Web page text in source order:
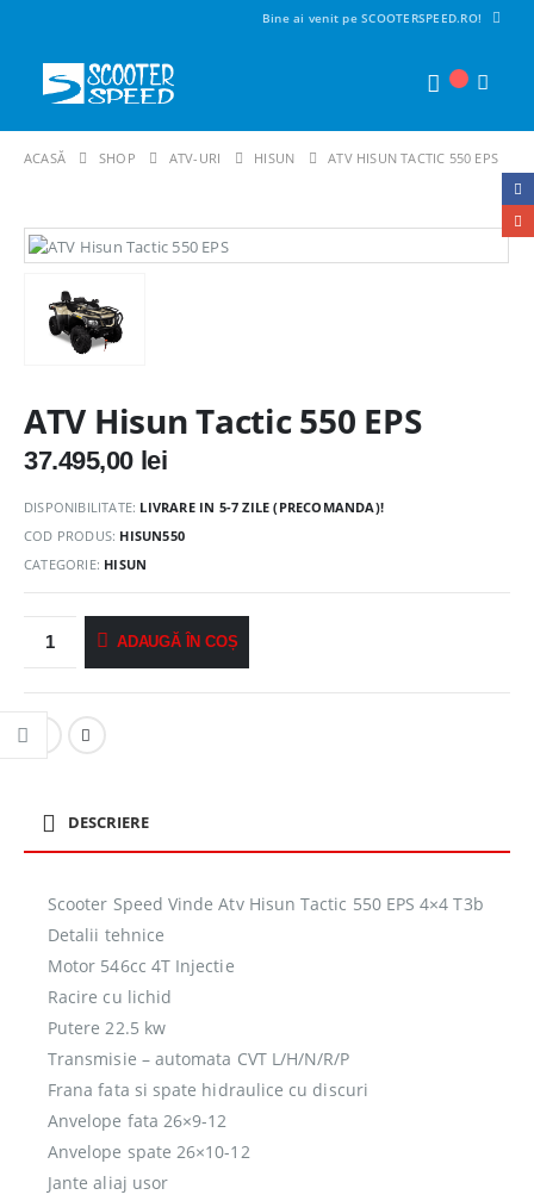
Bine ai venit pe SCOOTERSPEED.RO!
ACASĂ SHOP ATV-URI HISUN ATV HISUN TACTIC 550 EPS
ATV Hisun Tactic 550 EPS
37.495,00 lei
DISPONIBILITATE: LIVRARE IN 5-7 ZILE (PRECOMANDA)!
COD PRODUS: HISUN550
CATEGORIE: HISUN
ADAUGĂ ÎN COȘ
DESCRIERE
Scooter Speed Vinde Atv Hisun Tactic 550 EPS 4×4 T3b
Detalii tehnice
Motor 546cc 4T Injectie
Racire cu lichid
Putere 22.5 kw
Transmisie – automata CVT L/H/N/R/P
Frana fata si spate hidraulice cu discuri
Anvelope fata 26×9-12
Anvelope spate 26×10-12
Jante aliaj usor